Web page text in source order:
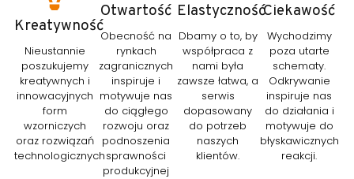
Kreatywność
Nieustannie
poszukujemy
kreatywnych i
innowacyjnych
form
wzorniczych
oraz rozwiązań
technologicznych
Otwartość
Obecność na
rynkach
zagranicznych
inspiruje i
motywuje nas
do ciągłego
rozwoju oraz
podnoszenia
sprawności
produkcyjnej
Elastyczność
Dbamy o to, by
współpraca z
nami była
zawsze łatwa, a
serwis
dopasowany
do potrzeb
naszych
klientów.
Ciekawość
Wychodzimy
poza utarte
schematy.
Odkrywanie
inspiruje nas
do działania i
motywuje do
błyskawicznych
reakcji.